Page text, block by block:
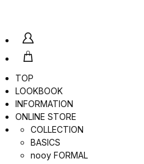
TOP
LOOKBOOK
INFORMATION
ONLINE STORE
COLLECTION
BASICS
nooy FORMAL